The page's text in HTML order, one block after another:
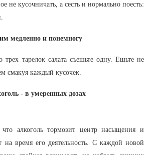
не кусочничать, а сесть и нормально поесть:
медленно и понемногу
трех тарелок салата съешьте одну. Ешьте не
смакуя каждый кусочек.
- в умеренных дозах
алкоголь тормозит центр насыщения и
на время его деятельность. С каждой новой